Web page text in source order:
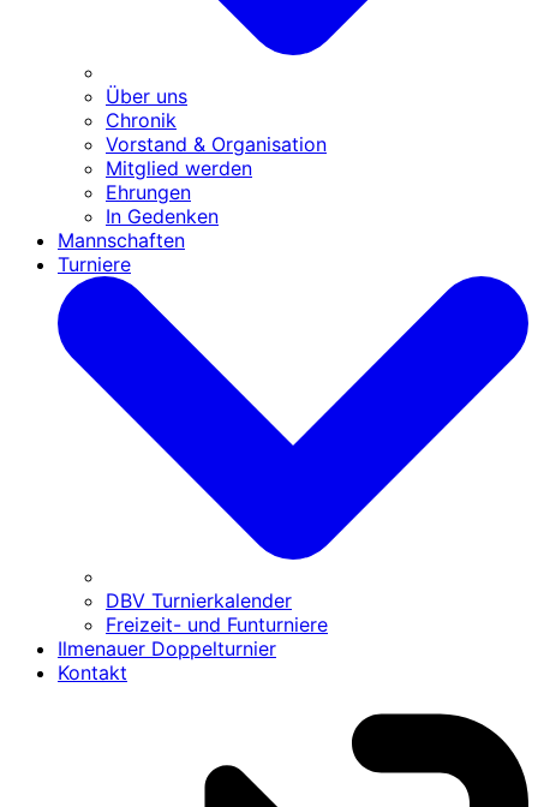
Über uns
Chronik
Vorstand & Organisation
Mitglied werden
Ehrungen
In Gedenken
Mannschaften
Turniere
DBV Turnierkalender
Freizeit- und Funturniere
Ilmenauer Doppelturnier
Kontakt